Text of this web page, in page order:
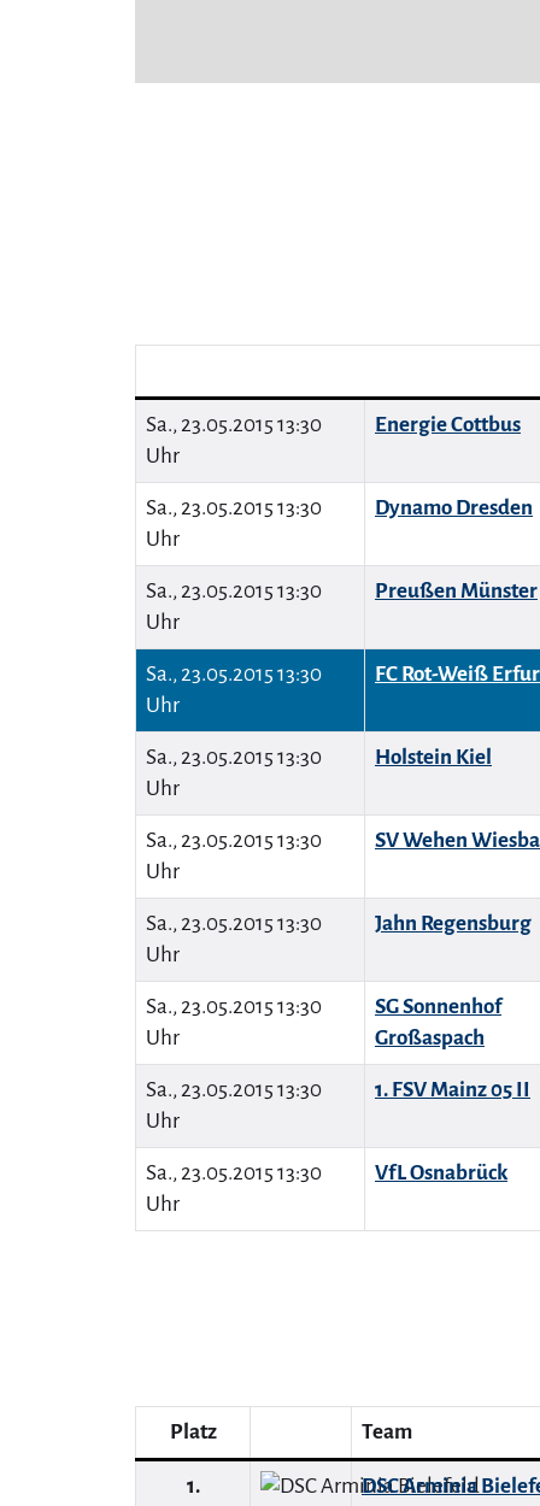
Sa., 23.05.2015 13:30
Uhr
Energie Cottbus
Sa., 23.05.2015 13:30
Uhr
Dynamo Dresden
Sa., 23.05.2015 13:30
Uhr
Preußen Münster
Sa., 23.05.2015 13:30
Uhr
FC Rot-Weiß
Sa., 23.05.2015 13:30
Uhr
Holstein Kiel
Sa., 23.05.2015 13:30
Uhr
SV Wehen
Sa., 23.05.2015 13:30
Uhr
Jahn Regensburg
Sa., 23.05.2015 13:30
Uhr
SG Sonnenhof
Großaspach
Sa., 23.05.2015 13:30
Uhr
1. FSV Mainz 05 II
Sa., 23.05.2015 13:30
Uhr
VfL Osnabrück
Platz Team
1. DSC Arminia